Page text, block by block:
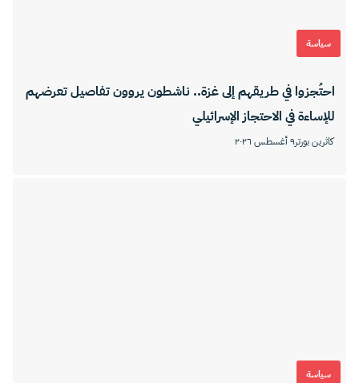
سياسة
احتُجزوا في طريقهم إلى غزة.. ناشطون يروون تفاصيل تعرضهم
للإساءة في الاحتجاز الإسرائيلي
كاثرين بورتر٩ أغسطس ٢٠٢٦
سياسة